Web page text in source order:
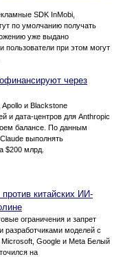
SDK InMobi,
по умолчанию получать
уже выдано
пользователи при этом могут
через
и Blackstone
и дата-центров для Anthropic
балансе. По данным
выполнять
$200 млрд.
китайских ИИ-
ограничения и запрет
разработчиками моделей с
Google и Meta Белый
на